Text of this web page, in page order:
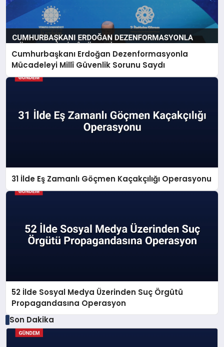
Cumhurbaşkanı Erdoğan Dezenformasyonla
Mücadeleyi Millî Güvenlik Sorunu Saydı
31 İlde Eş Zamanlı Göçmen Kaçakçılığı Operasyonu
52 İlde Sosyal Medya Üzerinden Suç Örgütü
Propagandasına Operasyon
Son Dakika